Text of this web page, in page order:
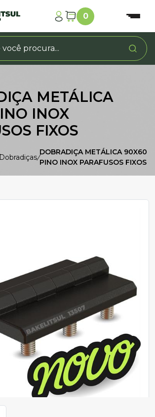
0
METÁLICA
INOX
FIXOS
/
DOBRADIÇA METÁLICA 90X60
PINO INOX PARAFUSOS FIXOS